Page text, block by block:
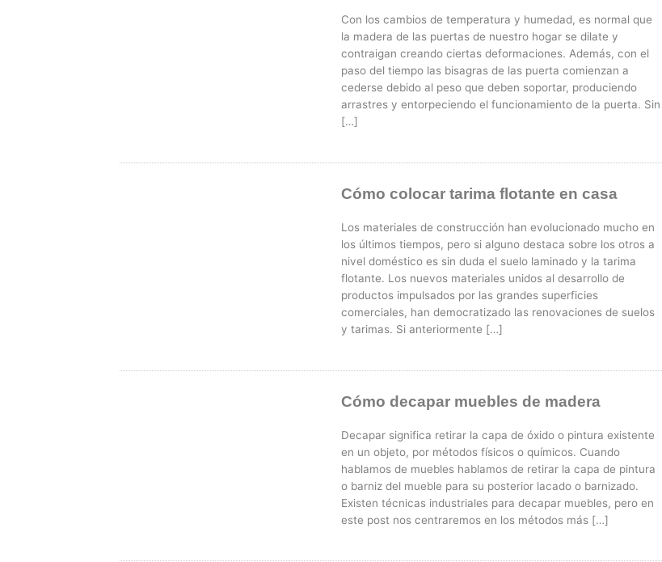
Con los cambios de temperatura y humedad, es normal que
la madera de las puertas de nuestro hogar se dilate y
contraigan creando ciertas deformaciones. Además, con el
paso del tiempo las bisagras de las puerta comienzan a
cederse debido al peso que deben soportar, produciendo
arrastres y entorpeciendo el funcionamiento de la puerta. Sin
[…]
Cómo colocar tarima flotante en casa
Los materiales de construcción han evolucionado mucho en
los últimos tiempos, pero si alguno destaca sobre los otros a
nivel doméstico es sin duda el suelo laminado y la tarima
flotante. Los nuevos materiales unidos al desarrollo de
productos impulsados por las grandes superficies
comerciales, han democratizado las renovaciones de suelos
y tarimas. Si anteriormente […]
Cómo decapar muebles de madera
Decapar significa retirar la capa de óxido o pintura existente
en un objeto, por métodos físicos o químicos. Cuando
hablamos de muebles hablamos de retirar la capa de pintura
o barniz del mueble para su posterior lacado o barnizado.
Existen técnicas industriales para decapar muebles, pero en
este post nos centraremos en los métodos más […]